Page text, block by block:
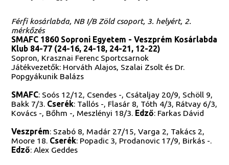
Férfi kosárlabda, NB I/B Zöld csoport, 3. helyért, 2.
mérkőzés
SMAFC 1860 Soproni Egyetem - Veszprém Kosárlabda
Klub 84-77 (24-16, 24-18, 24-21, 12-22)
Sopron, Krasznai Ferenc Sportcsarnok
Játékvezetők: Horváth Alajos, Szalai Zsolt és Dr.
Popgyákunik Balázs
SMAFC: Soós 12/12, Csendes -, Csátaljay 20/9, Schöll 9,
Bakk 7/3. Cserék: Tallós -, Flasár 8, Tóth 4/3, Rátvay 6/3,
Kovács -, Bőhm -, Meszlényi 18/3. Edző: Farkas Dávid
Veszprém: Szabó 8, Madár 27/15, Varga 2, Takács 2,
Moore 18. Cserék: Popadic 3, Prodanovic 17/9, Birkás -.
Edző: Alex Geddes